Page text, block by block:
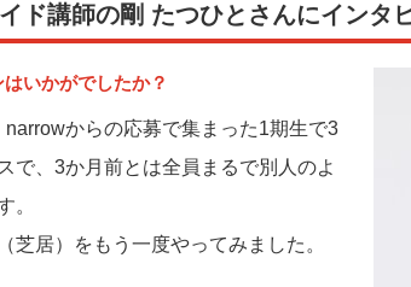
ド講師の剛 たつひとさんにインタ
いかがでしたか？
narrowからの応募で集まった1期生で3
で、3か月前とは全員まるで別人のよ
。
芝居）をもう一度やってみました。